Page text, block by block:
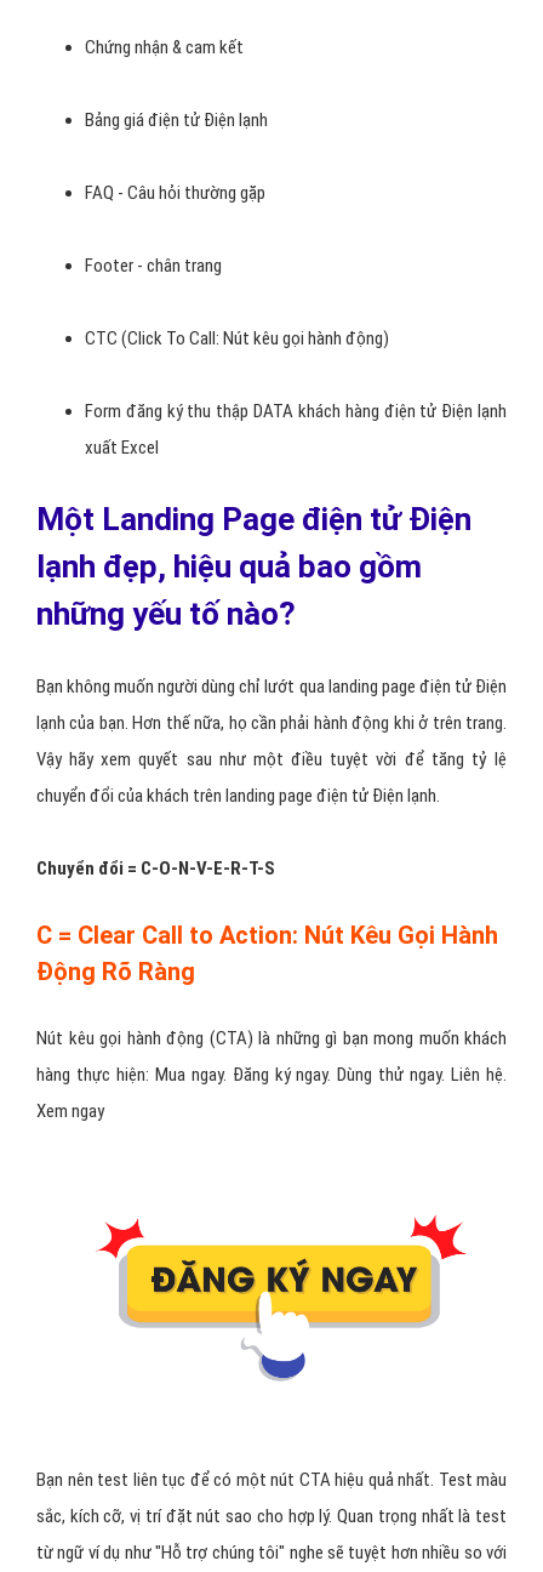
Chứng nhận & cam kết
Bảng giá điện tử Điện lạnh
FAQ - Câu hỏi thường gặp
Footer - chân trang
CTC (Click To Call: Nút kêu gọi hành động)
Form đăng ký thu thập DATA khách hàng điện tử Điện lạnh
xuất Excel
Một Landing Page điện tử Điện
lạnh đẹp, hiệu quả bao gồm
những yếu tố nào?
Bạn không muốn người dùng chỉ lướt qua landing page điện tử Điện
lạnh của bạn. Hơn thế nữa, họ cần phải hành động khi ở trên trang.
Vậy hãy xem quyết sau như một điều tuyệt vời để tăng tỷ lệ
chuyển đổi của khách trên landing page điện tử Điện lạnh.
Chuyển đổi = C-O-N-V-E-R-T-S
C = Clear Call to Action: Nút Kêu Gọi Hành
Động Rõ Ràng
Nút kêu gọi hành động (CTA) là những gì bạn mong muốn khách
hàng thực hiện: Mua ngay. Đăng ký ngay. Dùng thử ngay. Liên hệ.
Xem ngay
Bạn nên test liên tục để có một nút CTA hiệu quả nhất. Test màu
sắc, kích cỡ, vị trí đặt nút sao cho hợp lý. Quan trọng nhất là test
từ ngữ ví dụ như "Hỗ trợ chúng tôi" nghe sẽ tuyệt hơn nhiều so với